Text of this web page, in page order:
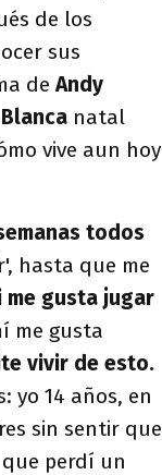
de los
sus
deAndy
natal
vive aun hoy
todos
hasta que me
me gusta jugar
me gusta
vivir de esto.
yo 14 años, en
sin sentir que
perdí un